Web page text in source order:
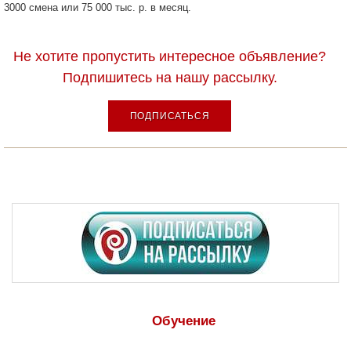
3000 смена или 75 000 тыс. р. в месяц.
Не хотите пропустить интересное объявление?
Подпишитесь на нашу рассылку.
ПОДПИСАТЬСЯ
Обучение